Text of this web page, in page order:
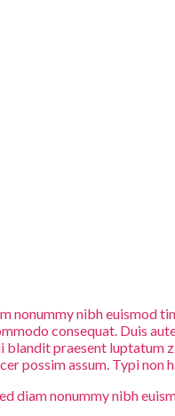
nonummy nibh
consequat. Duis
praesent
possim assum. Typi
diam nonummy nibh